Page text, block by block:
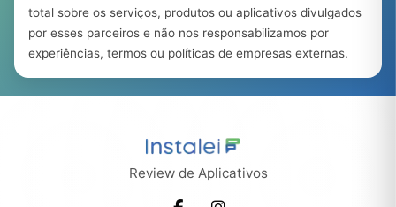
total sobre os serviços, produtos ou aplicativos divulgados
por esses parceiros e não nos responsabilizamos por
experiências, termos ou políticas de empresas externas.
Review de Aplicativos